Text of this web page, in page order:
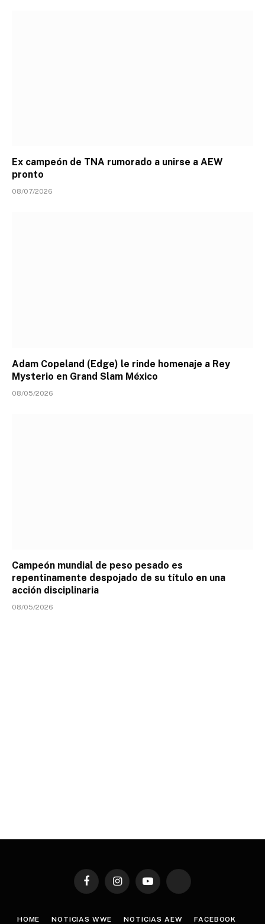
Ex campeón de TNA rumorado a unirse a AEW
pronto
08/07/2026
Adam Copeland (Edge) le rinde homenaje a Rey
Mysterio en Grand Slam México
08/05/2026
Campeón mundial de peso pesado es
repentinamente despojado de su título en una
acción disciplinaria
08/05/2026
FacebookInstagramYouTube TikTok
HOME NOTICIAS WWE NOTICIAS AEW FACEBOOK